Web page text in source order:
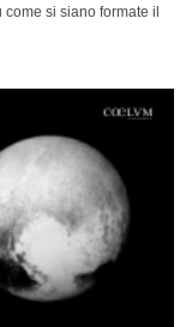
si siano formate il